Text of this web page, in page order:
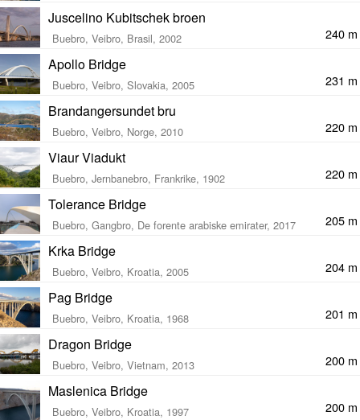
Juscelino Kubitschek broen
Buebro, Veibro, Brasil, 2002 240 m
Apollo Bridge
Buebro, Veibro, Slovakia, 2005 231 m
Brandangersundet bru
Buebro, Veibro, Norge, 2010 220 m
Viaur Viadukt
Buebro, Jernbanebro, Frankrike, 1902 220 m
Tolerance Bridge
Buebro, Gangbro, De forente arabiske emirater, 2017 205 m
Krka Bridge
Buebro, Veibro, Kroatia, 2005 204 m
Pag Bridge
Buebro, Veibro, Kroatia, 1968 201 m
Dragon Bridge
Buebro, Veibro, Vietnam, 2013 200 m
Maslenica Bridge
Buebro, Veibro, Kroatia, 1997 200 m